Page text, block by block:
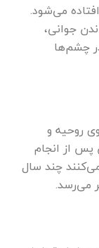
می‌شود.
جوانی،
چشم‌ها
روحیه و
پس از انجام
چند سال
می‌رسد.